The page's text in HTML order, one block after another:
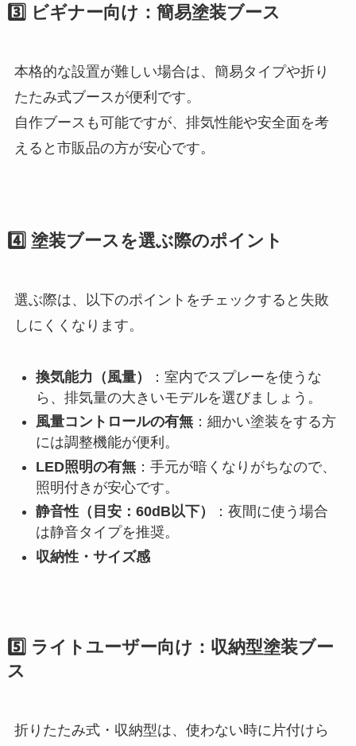
3️⃣ ビギナー向け：簡易塗装ブース
本格的な設置が難しい場合は、簡易タイプや折り
たたみ式ブースが便利です。
自作ブースも可能ですが、排気性能や安全面を考
えると市販品の方が安心です。
4️⃣ 塗装ブースを選ぶ際のポイント
選ぶ際は、以下のポイントをチェックすると失敗
しにくくなります。
換気能力（風量）
：室内でスプレーを使うな
ら、排気量の大きいモデルを選びましょう。
風量コントロールの有無：細かい塗装をする方
には調整機能が便利。
LED照明の有無：手元が暗くなりがちなので、
照明付きが安心です。
静音性（目安：60dB以下）
：夜間に使う場合
は静音タイプを推奨。
収納性・サイズ感
5️⃣ ライトユーザー向け：収納型塗装ブー
ス
折りたたみ式・収納型は、使わない時に片付けら